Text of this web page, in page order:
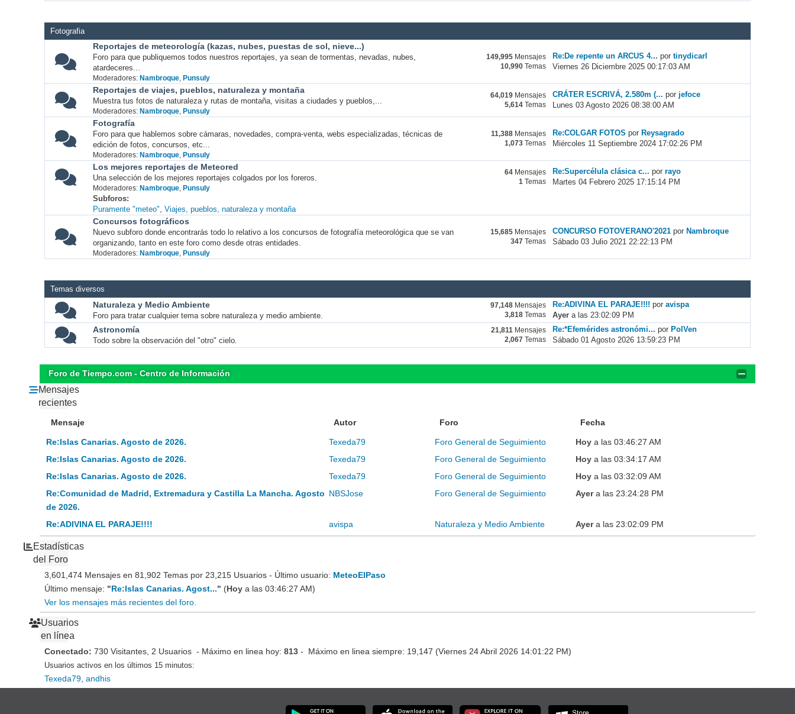
Fotografia
Reportajes de meteorología (kazas, nubes, puestas de sol, nieve...)
Foro para que publiquemos todos nuestros reportajes, ya sean de tormentas, nevadas, nubes,
atardeceres...
Moderadores: Nambroque, Punsuly
149,995 Mensajes
10,990 Temas
Re:De repente un ARCUS 4... portinydicarl
Viernes 26 Diciembre 2025 00:17:03 AM
Reportajes de viajes, pueblos, naturaleza y montaña
Muestra tus fotos de naturaleza y rutas de montaña, visitas a ciudades y pueblos,...
Moderadores: Nambroque, Punsuly
64,019 Mensajes
5,614 Temas
CRÁTER ESCRIVÁ, 2.580m (... por jefoce
Lunes 03 Agosto 2026 08:38:00 AM
Fotografía
Foro para que hablemos sobre cámaras, novedades, compra-venta, webs especializadas, técnicas de
edición de fotos, concursos, etc...
Moderadores: Nambroque, Punsuly
11,388 Mensajes
1,073 Temas
Re:COLGAR FOTOS por Reysagrado
Miércoles 11 Septiembre 2024 17:02:26 PM
Los mejores reportajes de Meteored
Una selección de los mejores reportajes colgados por los foreros.
Moderadores: Nambroque, Punsuly
64 Mensajes
1 Temas
Re:Supercélula clásica c... porrayo
Martes 04 Febrero 2025 17:15:14 PM
Subforos
Puramente "meteo" Viajes, pueblos, naturaleza y montaña
Concursos fotográficos
Nuevo subforo donde encontrarás todo lo relativo a los concursos de fotografía meteorológica que se van
organizando, tanto en este foro como desde otras entidades.
Moderadores: Nambroque, Punsuly
15,685 Mensajes
347
Temas
CONCURSO FOTOVERANO'2021 por Nambroque
Sábado 03 Julio 2021 22:22:13 PM
Temas diversos
Naturaleza y Medio Ambiente
Foro para tratar cualquier tema sobre naturaleza y medio ambiente.
97,148 Mensajes
3,818 Temas
Re:ADIVINA EL PARAJE!!!! poravispa
Ayer a las 23:02:09 PM
Astronomía
Todo sobre la observación del "otro" cielo.
21,811 Mensajes
2,067
Temas
Re:*Efemérides astronómi... por PolVen
Sábado 01 Agosto 2026 13:59:23 PM
Foro de Tiempo.com - Centro de Información
Mensajes
recientes
Mensaje Autor Foro Fecha
Re:Islas Canarias. Agosto de 2026. Texeda79 Foro General de Seguimiento Hoy a las 03:46:27 AM
Re:Islas Canarias. Agosto de 2026.
Texeda79 Foro General de Seguimiento Hoy a las 03:34:17 AM
Re:Islas Canarias. Agosto de 2026.
Texeda79 Foro General de Seguimiento Hoy a las 03:32:09 AM
Re:Comunidad de Madrid, Extremadura y Castilla La Mancha. Agosto
de 2026.
NBSJose Foro General de Seguimiento Ayera las 23:24:28 PM
Re:ADIVINA EL PARAJE!!!! avispa Naturaleza y Medio Ambiente Ayera las 23:02:09 PM
Estadísticas
del Foro
3,601,474 Mensajes en 81,902 Temas por 23,215 Usuarios - Último usuario: MeteoElPaso
Último mensaje: "Re:Islas Canarias. Agost..." (Hoy a las 03:46:27 AM)
Ver los mensajes más recientes del foro.
Usuarios
en línea
Conectado:730 Visitantes, 2 Usuarios - Máximo en linea hoy:813 - Máximo en linea siempre: 19,147 (Viernes 24 Abril 2026 14:01:22 PM)
Usuarios activos en los últimos 15 minutos:
Texeda79 ,andhis